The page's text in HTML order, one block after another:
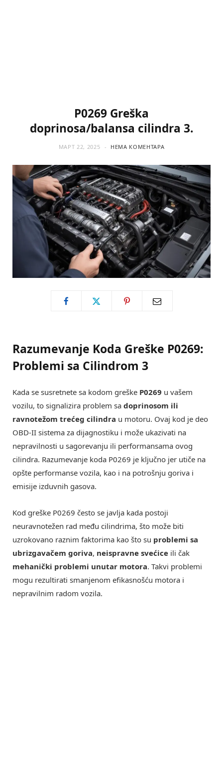
P0269 Greška
doprinosa/balansa cilindra 3.
МАРТ 22, 2025 НЕМА КОМЕНТАРА
Razumevanje Koda Greške P0269:
Problemi sa Cilindrom 3
Kada se susretnete sa kodom greške P0269 u vašem
vozilu, to signalizira problem sa doprinosom ili
ravnotežom trećeg cilindra u motoru. Ovaj kod je deo
OBD-II sistema za dijagnostiku i može ukazivati na
nepravilnosti u sagorevanju ili performansama ovog
cilindra. Razumevanje koda P0269 je ključno jer utiče na
opšte performanse vozila, kao i na potrošnju goriva i
emisije izduvnih gasova.
Kod greške P0269 često se javlja kada postoji
neuravnotežen rad među cilindrima, što može biti
uzrokovano raznim faktorima kao što su problemi sa
ubrizgavačem goriva, neispravne svećice ili čak
mehanički problemi unutar motora. Takvi problemi
mogu rezultirati smanjenom efikasnošću motora i
nepravilnim radom vozila.